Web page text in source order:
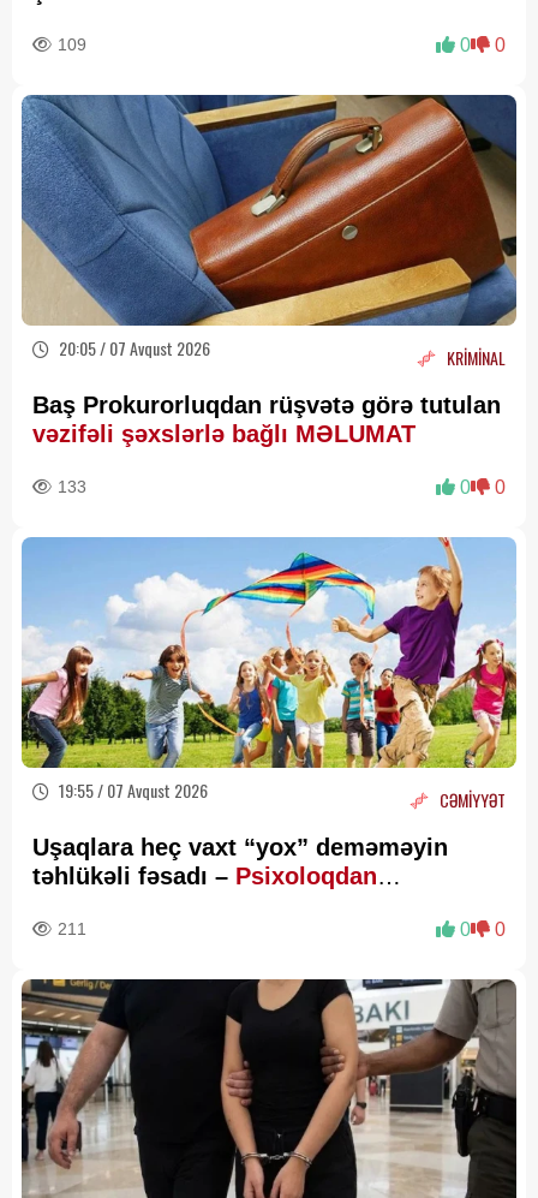
109 0 0
20:05 / 07 Avqust 2026 KRİMİNAL
Baş Prokurorluqdan rüşvətə görə tutulan
vəzifəli şəxslərlə bağlı MƏLUMAT
133 0 0
19:55 / 07 Avqust 2026 CƏMİYYƏT
Uşaqlara heç vaxt “yox” deməməyin
təhlükəli fəsadı – Psixoloqdan
211 0 0